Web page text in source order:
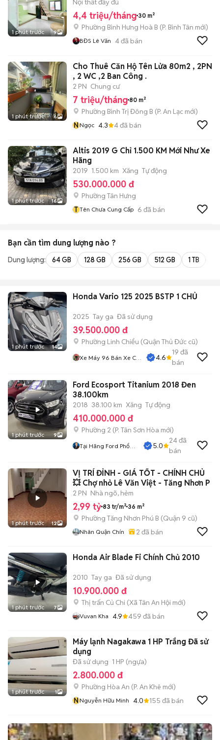
1 phút trước 9
Nội thất đầy đủ
4,4 triệu/tháng 30 m²
Phường Bình Hưng Hoà B (P. Bình Tân mới)
BĐS Lê Văn 4đã bán
1 phút trước 6
Cho Thuê Căn Hộ Tên Lửa 80m2 , 2PN
, 2 WC ,2 Ban Công .
2 PN Chung cư
7 triệu/tháng 80 m²
Phường Bình Trị Đông B (P. An Lạc mới)
NNgọc 4.3 4đã bán
1 phút trước 16
Altis 2019 G Chỉ 1.500 KM Mới Như Xe
Hãng
2019 1.500 km Xăng Tự động
530.000.000 đ
Phường Tân Hưng
T Tên Chưa Cung Cấp 6 đã bán
Bạn cần tìm dung lượng nào ?
Dung lượng: 64 GB 128 GB 256 GB 512 GB 1 TB
1 phút trước 14
Honda Vario 125 2025 BSTP 1 CHỦ
2025 Tay ga Đã sử dụng
39.500.000 đ
Phường Linh Chiểu (Quận Thủ Đức cũ)
Xe Máy 96 Bán Xe Cũ
4.6
19 đã
bán
1 phút trước 9
Ford Ecosport Titanium 2018 Đen
38.100km
2018 38.100 km Xăng Tự động
410.000.000 đ
Phường 2 (P. Tân Sơn Hòa mới)
Tại Hãng Ford Phổ
5.0
24đã
bán
1 phút trước 12
VỊ TRÍ ĐỈNH - GIÁ TỐT - CHÍNH CHỦ
💥 Chợ nhỏ Lê Văn Việt - Tăng Nhơn P
2 PN Nhà ngõ, hẻm
2,99 tỷ 83 tr/m² 36 m²
Phường Tăng Nhơn Phú B (Quận 9 cũ)
Nhân Quận Chín 2 đã bán
1 phút trước 7
Honda Air Blade Fi Chính Chủ 2010
2010 Tay ga Đã sử dụng
10.900.000 đ
Thị trấn Củ Chi (Xã Tân An Hội mới)
Vuvan Kha 4.9 459 đã bán
1 phút trước 1
Máy lạnh Nagakawa 1 HP Trắng Đã sử
dụng
Đã sử dụng 1 HP (ngựa)
2.800.000 đ
Phường Hòa An (P. An Khê mới)
NNguyễn Hữu Minh 4.0 155 đã bán